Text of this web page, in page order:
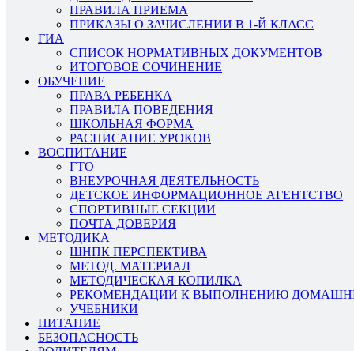
ПРАВИЛА ПРИЕМА
ПРИКАЗЫ О ЗАЧИСЛЕНИИ В 1-Й КЛАСС
ГИА
СПИСОК НОРМАТИВНЫХ ДОКУМЕНТОВ
ИТОГОВОЕ СОЧИНЕНИЕ
ОБУЧЕНИЕ
ПРАВА РЕБЕНКА
ПРАВИЛА ПОВЕДЕНИЯ
ШКОЛЬНАЯ ФОРМА
РАСПИСАНИЕ УРОКОВ
ВОСПИТАНИЕ
ГТО
ВНЕУРОЧНАЯ ДЕЯТЕЛЬНОСТЬ
ДЕТСКОЕ ИНФОРМАЦИОННОЕ АГЕНТСТВО
СПОРТИВНЫЕ СЕКЦИИ
ПОЧТА ДОВЕРИЯ
МЕТОДИКА
ШНПК ПЕРСПЕКТИВА
МЕТОД. МАТЕРИАЛ
МЕТОДИЧЕСКАЯ КОПИЛКА
РЕКОМЕНДАЦИИ К ВЫПОЛНЕНИЮ
УЧЕБНИКИ
ПИТАНИЕ
БЕЗОПАСНОСТЬ